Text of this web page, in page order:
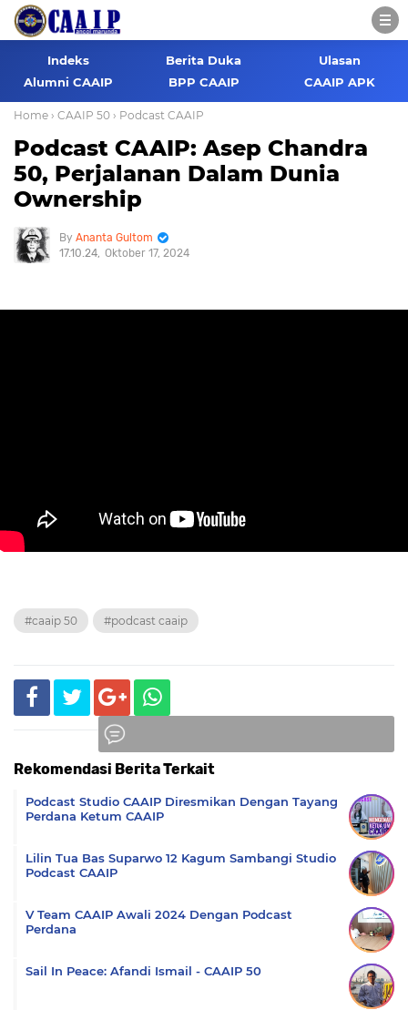
Indeks Berita Duka
Ulasan
Alumni CAAIP
BPP CAAIP CAAIP APK
Home › CAAIP 50 › Podcast CAAIP
Podcast CAAIP: Asep Chandra
50, Perjalanan Dalam Dunia
Ownership
Ananta Gultom
17.10.24 Oktober 17, 2024
#caaip 50 #podcast caaip
Rekomendasi Berita Terkait
Podcast Studio CAAIP Diresmikan Dengan Tayang
Perdana Ketum CAAIP
Lilin Tua Bas Suparwo 12 Kagum Sambangi Studio
Podcast CAAIP
V Team CAAIP Awali 2024 Dengan Podcast
Perdana
Sail In Peace: Afandi Ismail - CAAIP 50